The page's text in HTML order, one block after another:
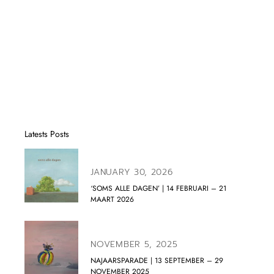
Latests Posts
JANUARY 30, 2026
‘SOMS ALLE DAGEN’ | 14 FEBRUARI – 21
MAART 2026
NOVEMBER 5, 2025
NAJAARSPARADE | 13 SEPTEMBER – 29
NOVEMBER 2025